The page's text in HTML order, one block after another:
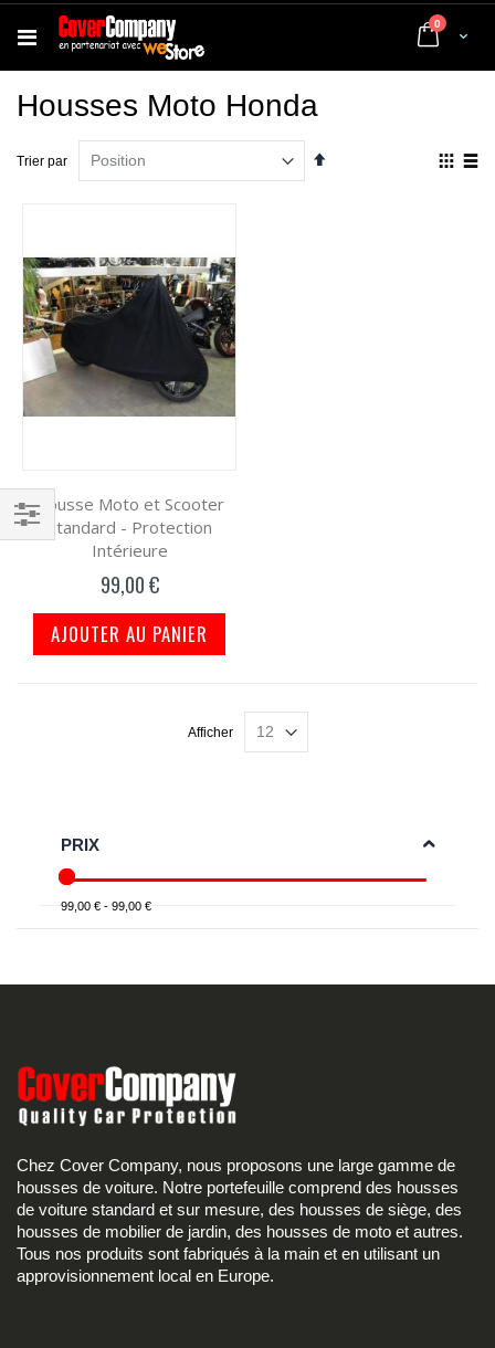
Cart
0 articles
Housses Moto Honda
Trier par
Par
Housse Moto et Scooter
Standard - Protection
Intérieure
99,00 €
AJOUTER AU PANIER
Afficher
Filtrer
PRIX
99,00 € - 99,00 €
Chez Cover Company, nous proposons une large gamme de
housses de voiture. Notre portefeuille comprend des housses
de voiture standard et sur mesure, des housses de siège, des
housses de mobilier de jardin, des housses de moto et autres.
Tous nos produits sont fabriqués à la main et en utilisant un
approvisionnement local en Europe.